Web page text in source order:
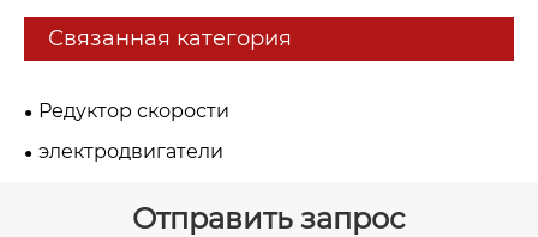
Связанная категория
Редуктор скорости
электродвигатели
Отправить запрос